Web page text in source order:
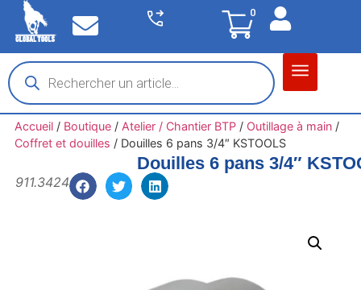
0
Accueil/ Boutique/ Atelier / Chantier BTP/ Outillage à main/
Coffret et douilles / Douilles 6 pans 3/4″ KSTOOLS
Douilles 6 pans 3/4″
911.3424